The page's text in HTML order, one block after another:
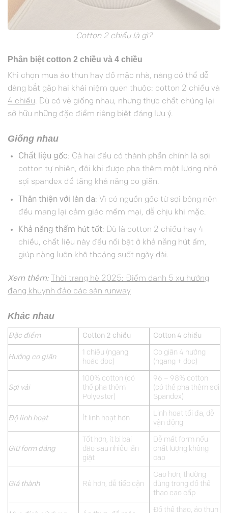
Cotton 2 chiều là gì?
Phân biệt cotton 2 chiều và 4 chiều
Khi chọn mua áo thun hay đồ mặc nhà, nàng có thể dễ
dàng bắt gặp hai khái niệm quen thuộc: cotton 2 chiều và
4 chiều. Dù có vẻ giống nhau, nhưng thực chất chúng lại
sở hữu những đặc điểm riêng biệt đáng lưu ý.
Giống nhau
Chất liệu gốc: Cả hai đều có thành phần chính là sợi
cotton tự nhiên, đôi khi được pha thêm một lượng nhỏ
sợi spandex để tăng khả năng co giãn.
Thân thiện với làn da: Vì có nguồn gốc từ sợi bông nên
đều mang lại cảm giác mềm mại, dễ chịu khi mặc.
Khả năng thấm hút tốt: Dù là cotton 2 chiều hay 4
chiều, chất liệu này đều nổi bật ở khả năng hút ẩm,
giúp nàng luôn khô thoáng suốt ngày dài.
Xem thêm:
Thời trang hè 2025: Điểm danh 5 xu hướng
đang khuynh đảo các sàn runway
Khác nhau
Đặc điểm Cotton 2 chiều Cotton 4 chiều
Hướng co giãn
1 chiều (ngang
hoặc dọc)
Co giãn 4 hướng
(ngang + dọc)
Sợi vải
100% cotton (có
thể pha thêm
Polyester)
96 – 98% cotton
(có thể pha thêm sợi
Spandex)
Độ linh hoạt Ít linh hoạt hơn
Linh hoạt tối đa, dễ
vận động
Giữ form dáng
Tốt hơn, ít bị bai
dão sau nhiều lần
giặt
Dễ mất form nếu
chất lượng không
cao
Giá thành Rẻ hơn, dễ tiếp cận
Cao hơn, thường
dùng trong đồ thể
thao cao cấp
Đồ thể thao, áo thun